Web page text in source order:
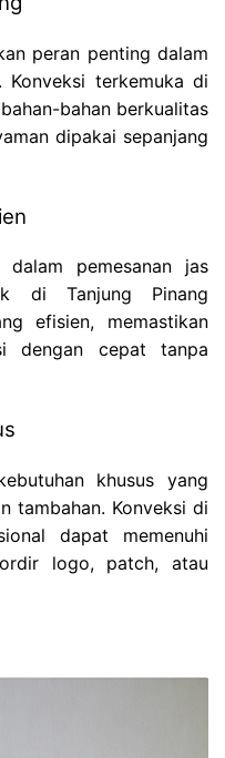
peran penting dalam
Konveksi terkemuka di
bahan berkualitas
dipakai sepanjang
pemesanan jas
di Tanjung Pinang
efisien, memastikan
dengan cepat tanpa
khusus yang
tambahan. Konveksi di
dapat memenuhi
logo, patch, atau